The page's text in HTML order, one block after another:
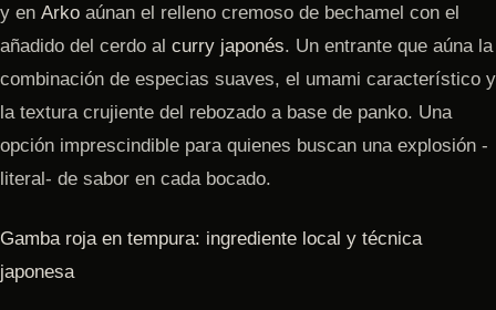
y en Arko aúnan el relleno cremoso de bechamel con el
añadido del cerdo al curry japonés. Un entrante que aúna la
combinación de especias suaves, el umami característico y
la textura crujiente del rebozado a base de panko. Una
opción imprescindible para quienes buscan una explosión -
literal- de sabor en cada bocado.
Gamba roja en tempura: ingrediente local y técnica
japonesa